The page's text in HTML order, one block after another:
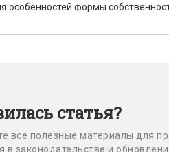
особенностей формы
статья?
все полезные материалы для
законодательстве и